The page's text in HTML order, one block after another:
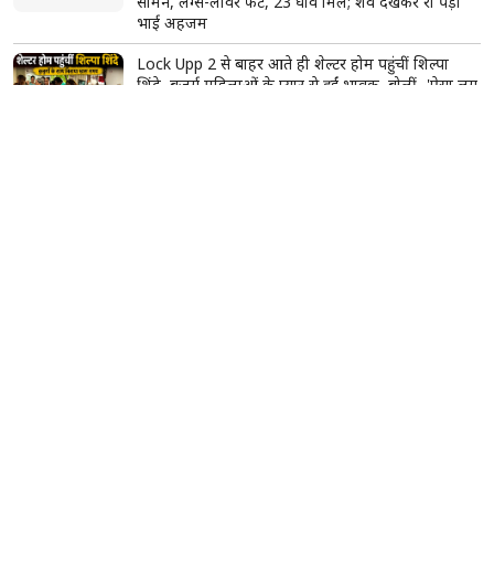
भाई अहजम
Lock Upp 2 से बाहर आते ही शेल्टर होम पहुंचीं शिल्पा
शिंदे, बुजुर्ग महिलाओं के प्यार से हुईं भावुक, बोलीं- 'ऐसा लग